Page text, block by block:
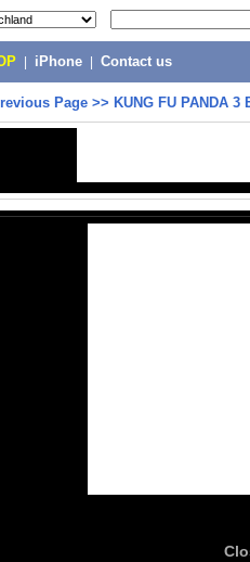
iPhone Contact us
Page >> KUNG FU PANDA